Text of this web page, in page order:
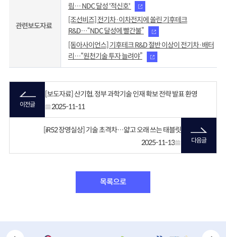
관련보도자료
림… NDC 달성 '적신호'
[조선비즈] 전기차·이차전지에 쏠린 기후테크
R&D…“NDC 달성에 빨간불”
[동아사이언스] 기후테크 R&D 절반 이상이 전기차·배터
리…“원천기술 투자 늘려야”
이전글
[보도자료] 산기협, 정부 과학기술 인재 확보 전략 발표 환영
2025-11-11
[iR52 장영실상] 기술 초격차…얇고 오래 쓰는 태블릿
2025-11-13
다음글
목록으로